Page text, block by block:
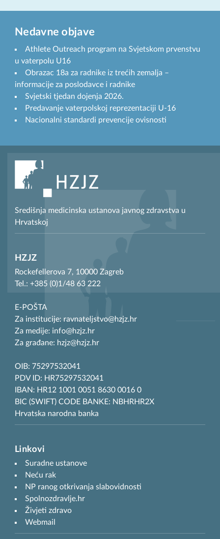
Nedavne objave
Athlete Outreach program na Svjetskom prvenstvu
u vaterpolu U16
Obrazac 18a za radnike iz trećih zemalja –
informacije za poslodavce i radnike
Svjetski tjedan dojenja 2026.
Predavanje vaterpolskoj reprezentaciji U-16
Nacionalni standardi prevencije ovisnosti
Središnja medicinska ustanova javnog zdravstva u
Hrvatskoj
HZJZ
Rockefellerova 7, 10000 Zagreb
Tel.: +385 (0)1/48 63 222
E-POŠTA
Za institucije: ravnateljstvo@hzjz.hr
Za medije: info@hzjz.hr
Za građane: hzjz@hzjz.hr
OIB: 75297532041
PDV ID: HR75297532041
IBAN: HR12 1001 0051 8630 0016 0
BIC (SWIFT) CODE BANKE: NBHRHR2X
Hrvatska narodna banka
Linkovi
Suradne ustanove
Neću rak
NP ranog otkrivanja slabovidnosti
Spolnozdravlje.hr
Živjeti zdravo
Webmail